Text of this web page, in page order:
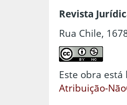
Revista
Rua Chile,
Este obra
Atribuição-